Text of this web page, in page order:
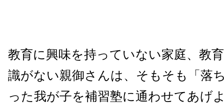
教育に興味を持っていない家庭、教
識がない親御さんは、そもそも「落
った我が子を補習塾に通わせてあげ